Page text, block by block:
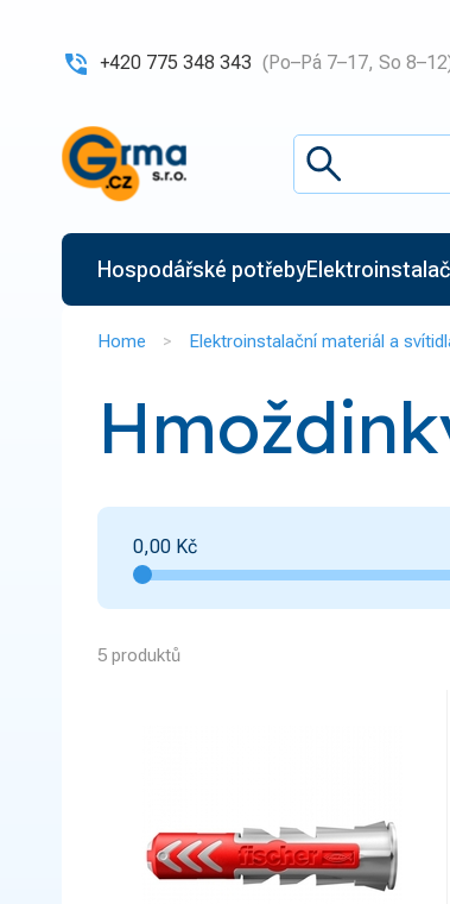
+420 775 348 343 (Po–Pá 7–17, So
Hospodářské potřeby
Home Elektroinstalační materiál a
0,00 Kč
5 produktů